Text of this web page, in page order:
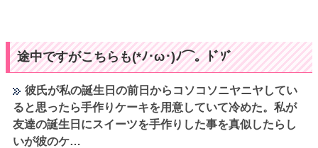
途中ですがこちらも(*ﾉ･ω･)ﾉ⌒。ﾄﾞｿﾞ
彼氏が私の誕生日の前日からコソコソニヤニヤしてい
ると思ったら手作りケーキを用意していて冷めた。私が
友達の誕生日にスイーツを手作りした事を真似したらし
いが彼のケ…